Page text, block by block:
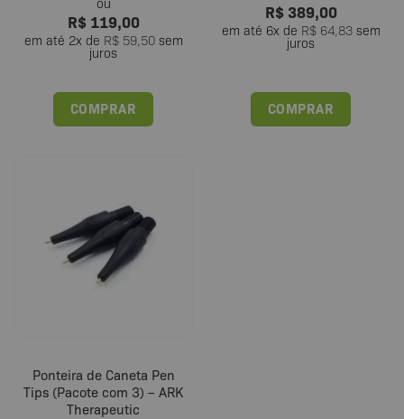
R$119,00
em até 2x de R$59,50sem
juros
COMPRAR
Este
variantes.
As
opções
podem
ser
produto
R$389,00
em até 6x de R$64,83sem
juros
COMPRAR
Ponteira de Caneta Pen
Tips (Pacote com 3) – ARK
Therapeutic